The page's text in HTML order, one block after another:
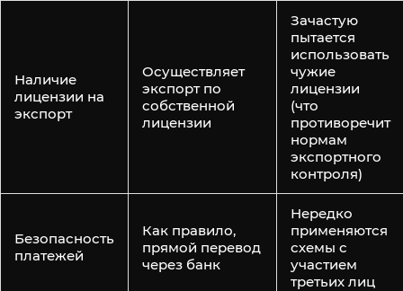
Наличие
лицензии на
экспорт
Осуществляет
экспорт по
собственной
лицензии
Зачастую
пытается
использовать
чужие
лицензии
(что
противоречит
нормам
экспортного
контроля)
Безопасность
платежей
Как правило,
прямой перевод
через банк
Нередко
применяются
схемы с
участием
третьих лиц